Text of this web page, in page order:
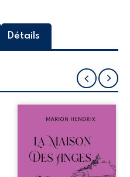
Détails
Nous sommes en
après le décès du
patriarche
Anatole-Eustache.
La famille devra